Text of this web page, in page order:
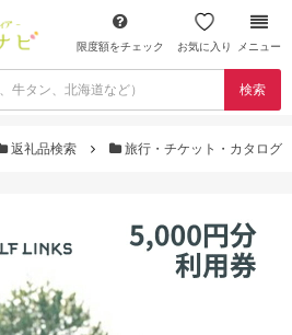
限度額をチェック お気に入り メニュー
検索
返礼品検索 旅行・チケット・カタログ